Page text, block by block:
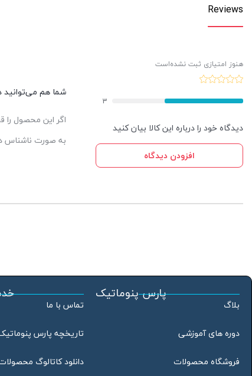
Reviews
هنوز امتیازی ثبت نشده‌است
3
دیدگاه خود را درباره این کالا بیان کنید
افزودن دیدگاه
شما هم می‌توانید
اگر این محصول را
به صورت ناشناس
پارس پنوماتیک
بلاگ
دوره های آموزشی
فروشگاه محصولات
تماس با ما
تاریخچه پارس
دانلود کاتالوگ